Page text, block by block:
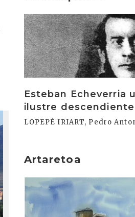
Esteban Echeverria
ilustre
LOPEPÉ IRIART, Pedro
Irakurri
Artaretoa
Irakurri